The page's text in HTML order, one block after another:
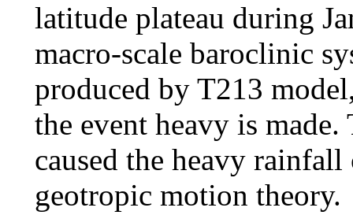
latitude plateau during
macro-scale baroclinic
produced by T213
the event heavy is
caused the heavy
geotropic motion theory.